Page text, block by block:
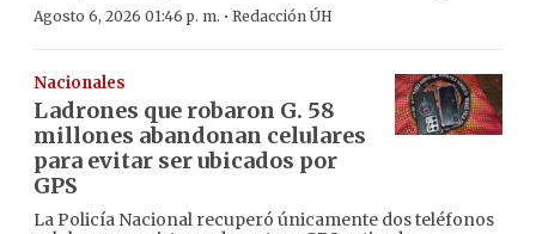
Agosto 6, 2026 01:46 p. m. · Redacción ÚH
Nacionales
Ladrones que robaron G. 58
millones abandonan celulares
para evitar ser ubicados por
GPS
La Policía Nacional recuperó únicamente dos teléfonos